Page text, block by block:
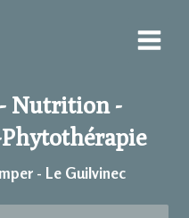
Nutrition -
Phytothérapie
- Le Guilvinec